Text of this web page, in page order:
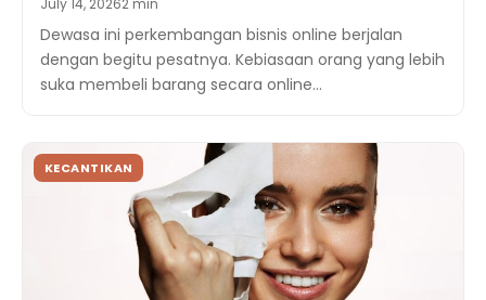
Dewasa ini perkembangan bisnis online berjalan
dengan begitu pesatnya. Kebiasaan orang yang lebih
suka membeli barang secara online…
KECANTIKAN